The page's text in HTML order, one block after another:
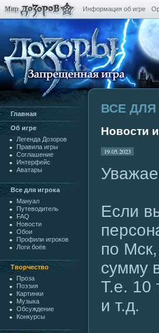
Информация об игре
Главная
Oб игре
Легенда Дозоров
Правила игры
Cоглашение
Интерфейс
Аватары
Все для игрока
Мануал
Путеводитель
FAQ
Новости
Обои
Профили игроков
Логи боёв
Творчество
Проза
Поэзия
Картинки
Музыка
Обсуждение
Конкурсы
ВСЕ
Новости
19.05.2023
Если
по
сумму
Т.е. 10
и т.д.